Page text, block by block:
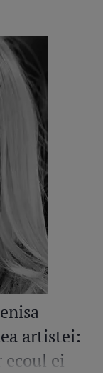
artistei:
ecoul ei